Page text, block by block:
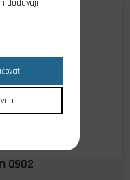
0902
dodávají